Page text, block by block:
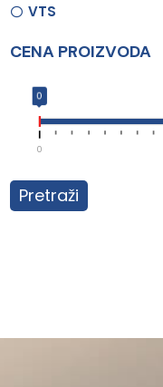
VTS
CENA PROIZVODA
0
0
Pretraži